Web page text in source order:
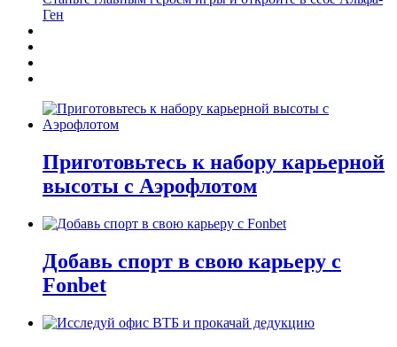
Ген
Приготовьтесь к набору карьерной
высоты с Аэрофлотом
Добавь спорт в свою карьеру с
Fonbet